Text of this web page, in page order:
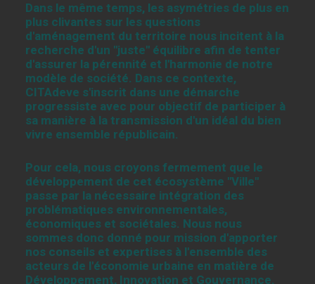
Dans le même temps, les asymétries de plus en
plus clivantes sur les questions
d'aménagement du territoire nous incitent à la
recherche d'un "juste" équilibre afin de tenter
d'assurer la pérennité et l'harmonie de notre
modèle de société. Dans ce contexte,
CITAdeve s'inscrit dans une démarche
progressiste avec pour objectif de participer à
sa manière à la transmission d'un idéal du bien
vivre ensemble républicain.
Pour cela, nous croyons fermement que le
développement de cet écosystème "Ville"
passe par la nécessaire intégration des
problématiques environnementales,
économiques et sociétales. Nous nous
sommes donc donné pour mission d'apporter
nos conseils et expertises à l'ensemble des
acteurs de l'économie urbaine en matière de
Développement, Innovation et Gouvernance.